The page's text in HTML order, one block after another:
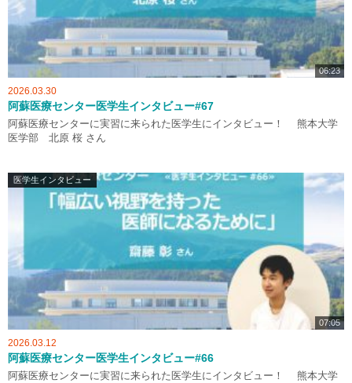
06:23
2026.03.30
阿蘇医療センター医学生インタビュー#67
阿蘇医療センターに実習に来られた医学生にインタビュー！ 熊本大学
医学部 北原 桜 さん
医学生インタビュー
07:05
2026.03.12
阿蘇医療センター医学生インタビュー#66
阿蘇医療センターに実習に来られた医学生にインタビュー！ 熊本大学